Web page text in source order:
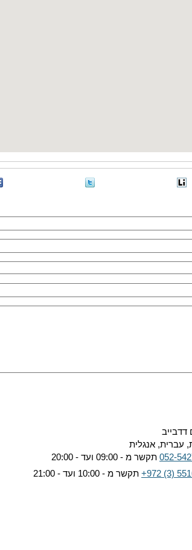
דדבייב
עברית, אנגלית
052- תקשר מ - 09:00 ועד - 20:00
+972 (3) תקשר מ - 10:00 ועד - 21:00